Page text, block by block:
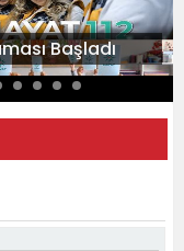
Başladı